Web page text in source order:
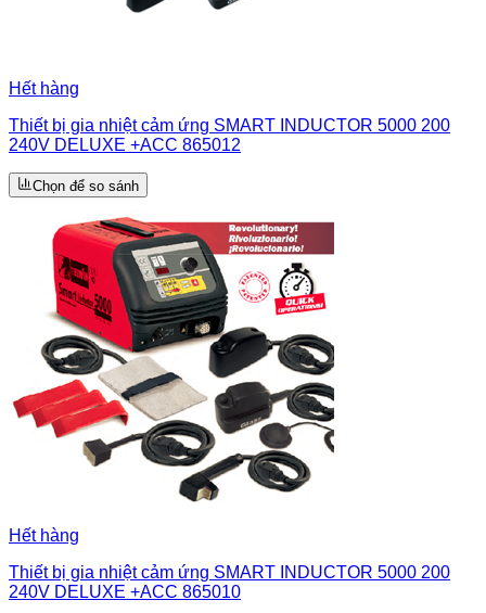
Hết hàng
Thiết bị gia nhiệt cảm ứng SMART INDUCTOR 5000 200
240V DELUXE +ACC 865012
Chọn để so sánh
Hết hàng
Thiết bị gia nhiệt cảm ứng SMART INDUCTOR 5000 200
240V DELUXE +ACC 865010